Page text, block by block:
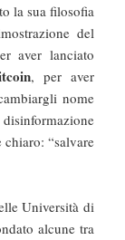
la sua filosofia
del
aver lanciato
, per aver
nome
“salvare
Università di
alcune tra